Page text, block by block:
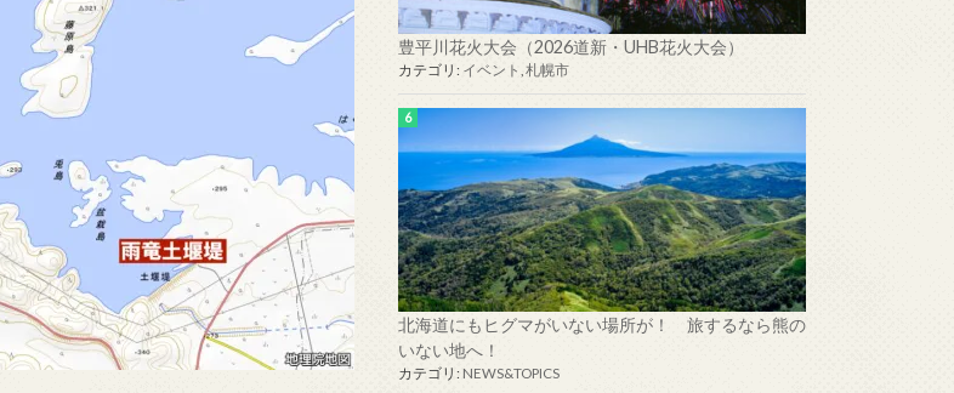
豊平川花火大会（2026道新・UHB花火大会）
カテゴリ: イベント 札幌市
北海道にもヒグマがいない場所が！ 旅するなら熊の
いない地へ！
カテゴリ: NEWS&TOPICS